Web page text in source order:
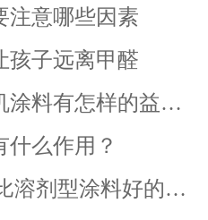
注意哪些因素
孩子远离甲醛
涂料有怎样的益…
什么作用？
溶剂型涂料好的…